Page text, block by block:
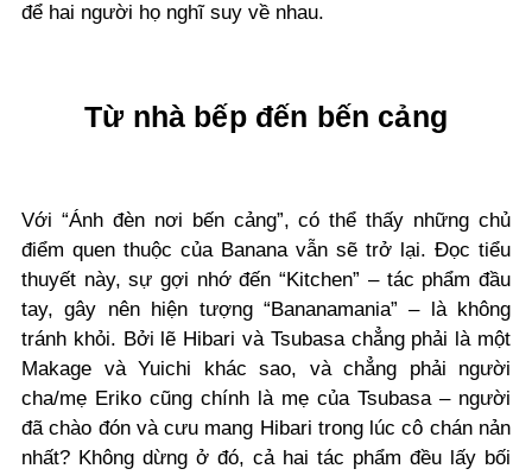
để hai người họ nghĩ suy về nhau.
Từ nhà bếp đến bến cảng
Với “Ánh đèn nơi bến cảng”, có thể thấy những chủ
điểm quen thuộc của Banana vẫn sẽ trở lại. Đọc tiểu
thuyết này, sự gợi nhớ đến “Kitchen” – tác phẩm đầu
tay, gây nên hiện tượng “Bananamania” – là không
tránh khỏi. Bởi lẽ Hibari và Tsubasa chẳng phải là một
Makage và Yuichi khác sao, và chẳng phải người
cha/mẹ Eriko cũng chính là mẹ của Tsubasa – người
đã chào đón và cưu mang Hibari trong lúc cô chán nản
nhất? Không dừng ở đó, cả hai tác phẩm đều lấy bối